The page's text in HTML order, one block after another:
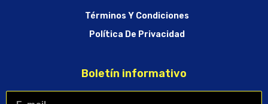
Términos Y Condiciones
Política De Privacidad
Boletín informativo